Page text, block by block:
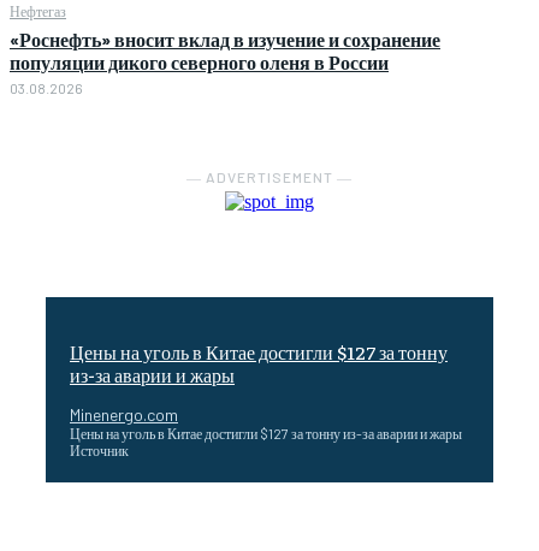
Нефтегаз
«Роснефть» вносит вклад в изучение и сохранение
популяции дикого северного оленя в России
03.08.2026
― ADVERTISEMENT ―
Цены на уголь в Китае достигли $127 за тонну
из-за аварии и жары
Minenergo.com
Цены на уголь в Китае достигли $127 за тонну из-за аварии и жары
Источник